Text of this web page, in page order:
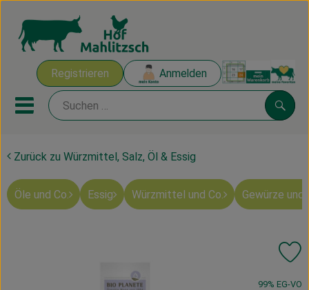
Registrieren Anmelden
Mobiles Menu öffnen oder
Ökokisten
Mahlitzscher Produkte
Zurück zu Würzmittel, Salz, Öl & Essig
Öle und Co. Essig Würzmittel und Co. Gewürze und
, Verband:
99% EG-VO